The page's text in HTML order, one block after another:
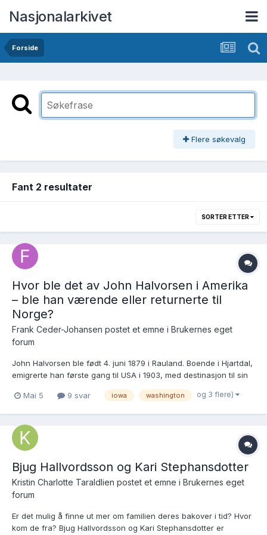
Nasjonalarkivet
Forside
Flere søkevalg
Fant 2 resultater
SORTER ETTER
Hvor ble det av John Halvorsen i Amerika
– ble han værende eller returnerte til
Norge?
Frank Ceder-Johansen postet et emne i Brukernes eget
forum
John Halvorsen ble født 4. juni 1879 i Rauland. Boende i Hjartdal,
emigrerte han første gang til USA i 1903, med destinasjon til sin
hvor han hentet to av sine brødre, Tor og Nils, som samme år
Mai 5 9 svar iowa washington og 3 flere)
Bjug Hallvordsson og Kari Stephansdotter
Kristin Charlotte Taraldlien postet et emne i Brukernes eget
forum
Er det mulig å finne ut mer om familien deres bakover i tid? Hvor
kom de fra? Bjug Hallvordsson og Kari Stephansdotter er